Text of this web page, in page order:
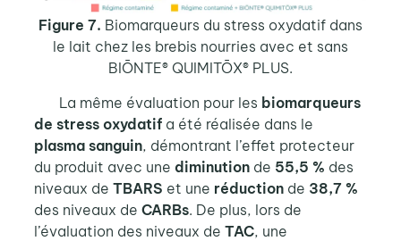
Figure 7. Biomarqueurs du stress oxydatif dans
le lait chez les brebis nourries avec et sans
BIŌNTE® QUIMITŌX® PLUS.
La même évaluation pour les biomarqueurs
de stress oxydatifa été réalisée dans le
plasma sanguin, démontrant l’effet protecteur
du produit avec une diminutionde 55,5 % des
niveaux de TBARS et une réductionde 38,7 %
des niveaux de CARBs. De plus, lors de
l’évaluation des niveaux de TAC, une